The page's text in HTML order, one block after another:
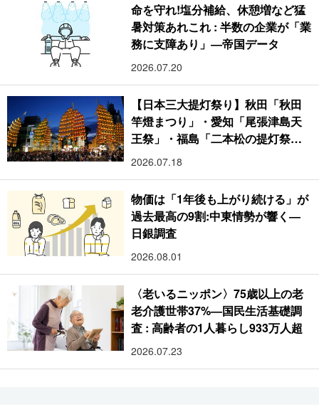
命を守れ!塩分補給、休憩増など猛
暑対策あれこれ : 半数の企業が「業
務に支障あり」―帝国データ
2026.07.20
【日本三大提灯祭り】秋田「秋田
竿燈まつり」・愛知「尾張津島天
王祭」・福島「二本松の提灯祭
り」:おびただしい灯火が夜空を照
2026.07.18
物価は「1年後も上がり続ける」が
過去最高の9割:中東情勢が響く―
日銀調査
2026.08.01
〈老いるニッポン〉75歳以上の老
老介護世帯37%―国民生活基礎調
査 : 高齢者の1人暮らし933万人超
2026.07.23